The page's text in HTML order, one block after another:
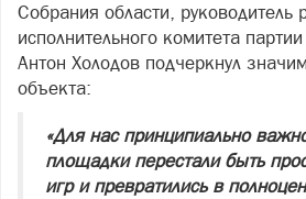
Собрания области, руководитель
исполнительного комитета
Антон Холодов подчеркнул
объекта:
«Для нас принципиально
площадки перестали быть
игр и превратились в